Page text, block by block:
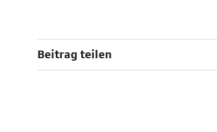
Beitrag teilen